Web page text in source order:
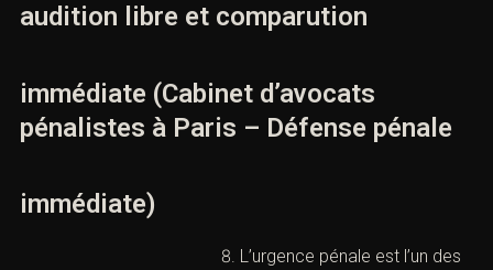
également être un
Le client doit comprendre
ce qui lui est reproché, ce
qu’il risque, ce qu’il peut dire,